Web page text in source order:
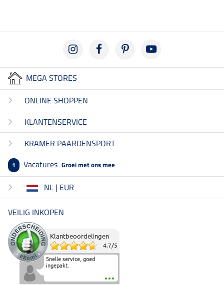
MEGA STORES
ONLINE SHOPPEN
KLANTENSERVICE
KRAMER PAARDENSPORT
1 Vacatures Groei met ons mee
NL | EUR
VEILIG INKOPEN
Klantbeoordelingen
4.7/5
Snelle service, goed
ingepakt.